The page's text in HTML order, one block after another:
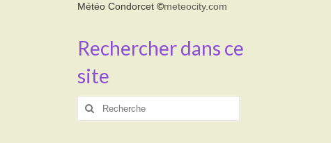
Météo Condorcet©meteocity.com
Rechercher dans ce
site
Rechercher